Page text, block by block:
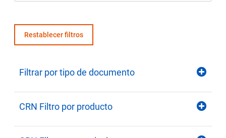
Restablecer filtros
Filtrar por tipo de documento
CRN Filtro por producto